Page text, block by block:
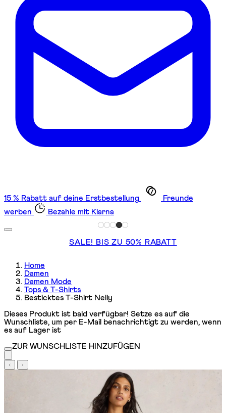
15 % Rabatt auf deine Erstbestellung
Freunde
werben
Bezahle mit Klarna
SALE! BIS ZU 50% RABATT
Home
Damen
Damen Mode
Tops & T-Shirts
Besticktes T-Shirt Nelly
Dieses Produkt ist bald verfügbar! Setze es auf die
Wunschliste, um per E-Mail benachrichtigt zu werden, wenn
es auf Lager ist
ZUR WUNSCHLISTE HINZUFÜGEN